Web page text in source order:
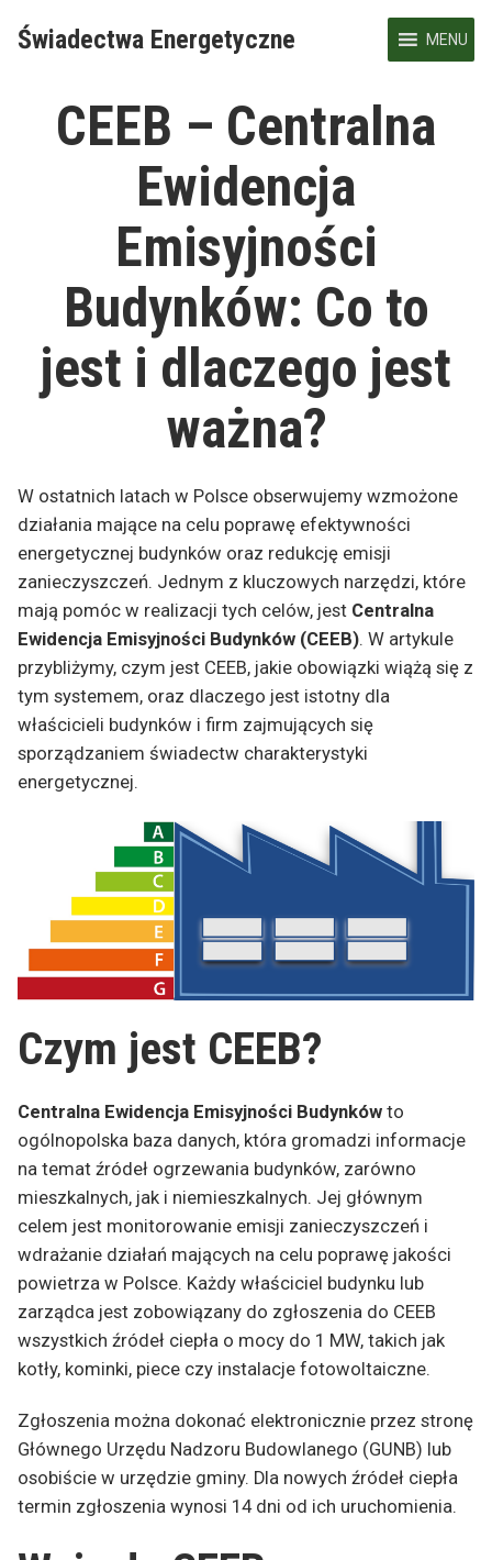
Świadectwa Energetyczne MENU
CEEB – Centralna
Ewidencja
Emisyjności
Budynków: Co to
jest i dlaczego jest
ważna?
W ostatnich latach w Polsce obserwujemy wzmożone
działania mające na celu poprawę efektywności
energetycznej budynków oraz redukcję emisji
zanieczyszczeń. Jednym z kluczowych narzędzi, które
mają pomóc w realizacji tych celów, jest Centralna
Ewidencja Emisyjności Budynków (CEEB). W artykule
przybliżymy, czym jest CEEB, jakie obowiązki wiążą się z
tym systemem, oraz dlaczego jest istotny dla
właścicieli budynków i firm zajmujących się
sporządzaniem świadectw charakterystyki
energetycznej.
Czym jest CEEB?
Centralna Ewidencja Emisyjności Budynków to
ogólnopolska baza danych, która gromadzi informacje
na temat źródeł ogrzewania budynków, zarówno
mieszkalnych, jak i niemieszkalnych. Jej głównym
celem jest monitorowanie emisji zanieczyszczeń i
wdrażanie działań mających na celu poprawę jakości
powietrza w Polsce. Każdy właściciel budynku lub
zarządca jest zobowiązany do zgłoszenia do CEEB
wszystkich źródeł ciepła o mocy do 1 MW, takich jak
kotły, kominki, piece czy instalacje fotowoltaiczne.
Zgłoszenia można dokonać elektronicznie przez stronę
Głównego Urzędu Nadzoru Budowlanego (GUNB) lub
osobiście w urzędzie gminy. Dla nowych źródeł ciepła
termin zgłoszenia wynosi 14 dni od ich uruchomienia.